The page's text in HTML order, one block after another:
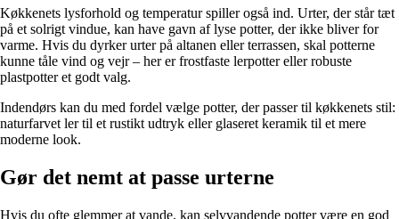
Køkkenets lysforhold og temperatur spiller også ind. Urter, der står tæt
på et solrigt vindue, kan have gavn af lyse potter, der ikke bliver for
varme. Hvis du dyrker urter på altanen eller terrassen, skal potterne
kunne tåle vind og vejr – her er frostfaste lerpotter eller robuste
plastpotter et godt valg.
Indendørs kan du med fordel vælge potter, der passer til køkkenets stil:
naturfarvet ler til et rustikt udtryk eller glaseret keramik til et mere
moderne look.
Gør det nemt at passe urterne
Hvis du ofte glemmer at vande, kan selvvandende potter være en god